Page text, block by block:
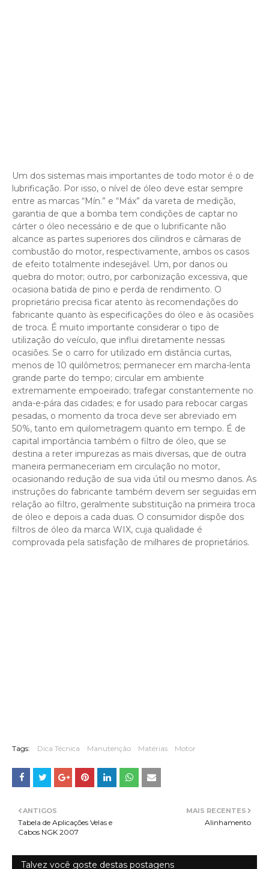
Um dos sistemas mais importantes de todo motor é o de
lubrificação. Por isso, o nível de óleo deve estar sempre
entre as marcas “Mín.” e “Máx” da vareta de medição,
garantia de que a bomba tem condições de captar no
cárter o óleo necessário e de que o lubrificante não
alcance as partes superiores dos cilindros e câmaras de
combustão do motor, respectivamente, ambos os casos
de efeito totalmente indesejável. Um, por danos ou
quebra do motor; outro, por carbonização excessiva, que
ocasiona batida de pino e perda de rendimento. O
proprietário precisa ficar atento às recomendações do
fabricante quanto às especificações do óleo e às ocasiões
de troca. É muito importante considerar o tipo de
utilização do veículo, que influi diretamente nessas
ocasiões. Se o carro for utilizado em distância curtas,
menos de 10 quilômetros; permanecer em marcha-lenta
grande parte do tempo; circular em ambiente
extremamente empoeirado; trafegar constantemente no
anda-e-pára das cidades; e for usado para rebocar cargas
pesadas, o momento da troca deve ser abreviado em
50%, tanto em quilometragem quanto em tempo. É de
capital importância também o filtro de óleo, que se
destina a reter impurezas as mais diversas, que de outra
maneira permaneceriam em circulação no motor,
ocasionando redução de sua vida útil ou mesmo danos. As
instruções do fabricante também devem ser seguidas em
relação ao filtro, geralmente substituição na primeira troca
de óleo e depois a cada duas. O consumidor dispõe dos
filtros de óleo da marca WIX, cuja qualidade é
comprovada pela satisfação de milhares de proprietários.
Tags: Dica Técnica Manutenção Matérias Motor
MAIS RECENTES
Alinhamento
ANTIGOS
Tabela de Aplicações Velas e
Cabos NGK 2007
Talvez você goste destas postagens